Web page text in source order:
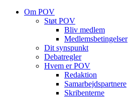
Om POV
Støt POV
Bliv medlem
Medlems­betingelser
Dit synspunkt
Debatregler
Hvem er POV
Redaktion
Samarbejdspartnere
Skribenterne